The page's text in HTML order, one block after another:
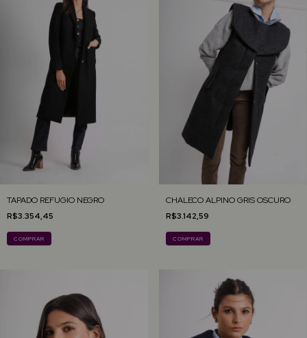
TAPADO REFUGIO NEGRO
R$3.354,45
COMPRAR
CHALECO ALPINO GRIS OSCURO
R$3.142,59
COMPRAR